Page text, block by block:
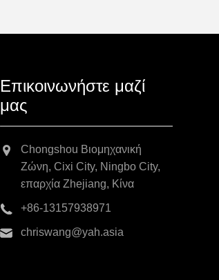
Επικοινωνήστε μαζί
μας
Chongshou Βιομηχανική
Ζώνη, Cixi City, Ningbo City,
επαρχία Zhejiang, Κίνα
+86-13157938971
chriswang@yah.asia